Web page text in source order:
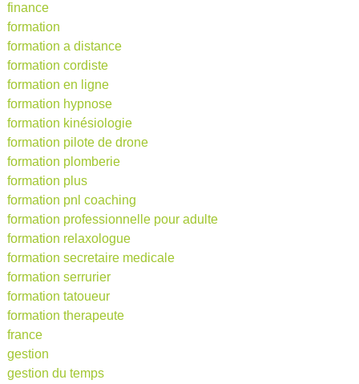
finance
formation
formation a distance
formation cordiste
formation en ligne
formation hypnose
formation kinésiologie
formation pilote de drone
formation plomberie
formation plus
formation pnl coaching
formation professionnelle pour adulte
formation relaxologue
formation secretaire medicale
formation serrurier
formation tatoueur
formation therapeute
france
gestion
gestion du temps